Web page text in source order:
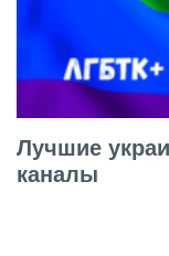
Лучшие
каналы